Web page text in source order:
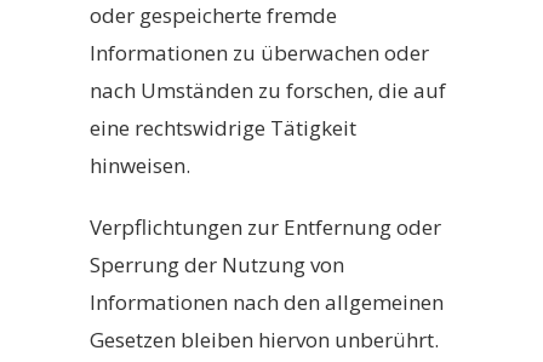
oder gespeicherte fremde
Informationen zu überwachen oder
nach Umständen zu forschen, die auf
eine rechtswidrige Tätigkeit
hinweisen.
Verpflichtungen zur Entfernung oder
Sperrung der Nutzung von
Informationen nach den allgemeinen
Gesetzen bleiben hiervon unberührt.